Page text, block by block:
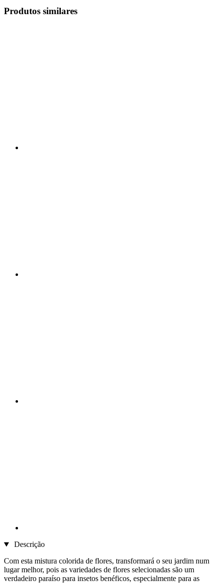
Produtos similares
Descrição
Com esta mistura colorida de flores, transformará o seu jardim num
lugar melhor, pois as variedades de flores selecionadas são um
verdadeiro paraíso para insetos benéficos, especialmente para as